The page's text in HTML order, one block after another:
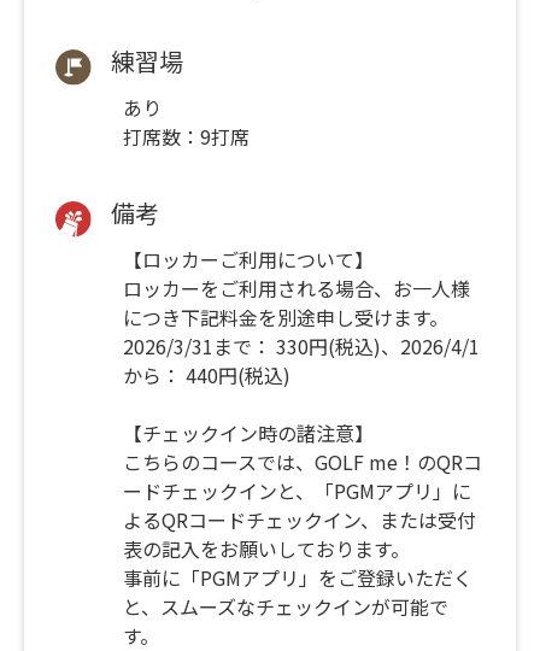
練習場
あり
打席数：9打席
備考
【ロッカーご利用について】
ロッカーをご利用される場合、お一人様
につき下記料金を別途申し受けます。
2026/3/31まで： 330円(税込)、2026/4/1
から： 440円(税込)
【チェックイン時の諸注意】
こちらのコースでは、GOLF me！のQRコ
ードチェックインと、「PGMアプリ」に
よるQRコードチェックイン、または受付
表の記入をお願いしております。
事前に「PGMアプリ」をご登録いただく
と、スムーズなチェックインが可能で
す。